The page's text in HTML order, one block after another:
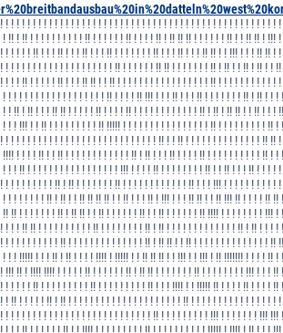
! ! ! ! ! ! ! ! ! ! ! ! ! ! ! ! ! ! ! ! ! ! ! ! ! ! ! ! ! ! ! ! ! ! ! ! ! ! ! ! ! ! ! ! ! ! ! ! ! !
!! ! !! ! ! ! ! ! ! ! ! ! ! !! ! ! ! ! ! ! !! ! ! ! ! !! ! !! !! !! ! ! ! ! ! ! !! ! ! !! !! ! !!!
! ! ! ! ! !! ! ! ! !! ! ! ! !! ! ! ! !! ! ! ! ! ! ! ! !! ! ! ! !! ! ! ! !! !! ! ! !!! ! ! ! !! !! !
! ! ! ! ! ! ! ! ! ! ! ! ! ! ! ! ! ! ! ! !! ! ! ! ! ! ! !! !! ! ! ! ! ! ! ! !! ! !! ! ! !! ! !! ! !
! ! ! !! ! ! ! ! ! !! ! ! ! !! !! ! ! !! ! ! ! ! ! ! ! ! ! ! ! ! ! ! ! ! ! !! ! ! ! ! ! ! ! ! ! ! !
! ! ! ! ! ! ! ! ! ! ! ! ! ! ! ! ! ! !! ! ! ! ! !! !!! ! ! ! !! ! ! ! !! ! ! ! ! ! ! ! !! ! !! ! ! !
! !! ! !! ! ! ! !! !! ! ! ! ! ! !! ! ! ! ! !! ! ! ! ! ! ! ! ! ! ! ! ! !! ! !! ! !! !! ! ! !! ! ! !
! ! !!! ! ! !! ! ! ! ! ! ! ! ! ! !! !!!!! ! ! ! ! ! ! ! ! ! ! ! ! ! ! ! ! !! ! ! ! ! ! ! ! ! ! !! !
! ! ! ! ! ! ! ! ! ! ! ! ! ! ! ! ! ! ! ! ! ! ! ! ! ! ! ! !! ! ! !! ! ! ! ! ! ! ! ! ! ! ! ! ! ! !! !!
! ! ! ! !! ! ! !! ! ! ! ! ! ! ! ! ! ! ! ! !! ! !! ! ! ! !! ! ! ! ! !! ! ! ! ! ! ! ! ! ! ! !! ! !
! ! !! ! ! ! ! ! ! ! ! ! ! ! ! ! ! ! ! ! !!! ! ! ! ! !! ! ! ! ! ! ! ! ! !! ! ! !! ! ! ! !! ! ! ! !
! ! ! ! ! ! ! ! ! !! ! !! ! ! ! ! ! ! ! !! ! ! ! ! ! ! ! ! ! ! ! ! !! ! ! ! !!! ! ! ! ! ! ! ! ! ! !
! ! ! ! ! ! ! !! ! !! ! ! !! !! !! !! ! ! !! ! ! ! !! ! !!! ! ! ! !! !! ! ! !! !!! !! ! ! ! ! !! !!
!! ! ! ! ! ! ! ! !! ! !! !! ! ! !! ! ! ! ! ! ! !! ! ! !! ! ! ! ! ! ! !! !!!! ! ! ! ! ! ! ! ! !!! !
! ! ! !! !! ! ! ! ! ! ! ! ! ! ! !! ! ! ! ! ! ! ! ! !! ! !! ! ! ! ! ! ! ! ! ! ! ! ! ! !! ! !! ! ! ! !
! ! ! ! ! ! ! ! ! ! !! ! ! ! ! ! ! ! ! ! ! ! ! ! ! !! ! !! !! ! ! !! ! ! ! ! ! ! ! ! ! ! ! ! ! ! !!
! ! !!!!! ! ! ! !! ! !! ! ! ! ! !!!! ! !!!!! ! ! !! !! !! ! ! !!! ! ! !!! ! !! !!!!!!! ! ! ! ! !! !
!!! !! ! !!!! !!!! ! ! ! ! ! !! ! ! ! ! ! ! !! ! !! !! ! ! ! ! ! ! ! !! ! ! ! ! ! ! ! ! !!! ! ! ! !!
! ! ! ! ! !! ! ! ! ! ! ! ! ! ! !! ! ! ! ! ! ! ! ! ! !! ! ! ! !!!! ! ! !!!!! !! ! ! ! ! !! ! ! ! ! !!
! !! ! ! ! ! ! !! ! !! ! ! ! ! ! ! ! ! ! ! ! ! ! ! ! ! ! ! ! ! ! !! ! ! ! ! ! ! ! ! ! ! ! ! ! ! ! !
! ! ! ! ! ! ! ! ! ! ! ! ! ! ! ! ! ! ! ! ! ! ! ! ! ! ! !! ! ! ! ! ! ! ! ! ! !!! ! ! ! ! ! ! ! !!! !!!
! ! ! !! ! ! ! ! ! ! !! ! ! !!!! ! ! ! ! ! ! ! ! ! !! ! ! ! ! ! ! ! ! ! ! !!!!! ! !!!! ! !! ! ! !